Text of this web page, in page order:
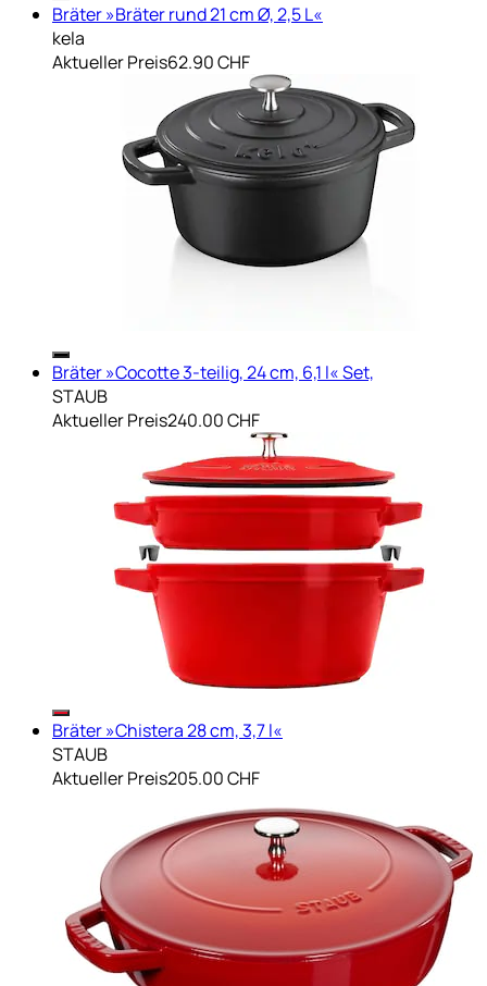
Bräter »Bräter rund 21 cm Ø, 2,5 L«
kela
Aktueller Preis62.90 CHF
Bräter »Cocotte 3-teilig, 24 cm, 6,1 l« Set,
STAUB
Aktueller Preis240.00 CHF
Bräter »Chistera 28 cm, 3,7 l«
STAUB
Aktueller Preis205.00 CHF